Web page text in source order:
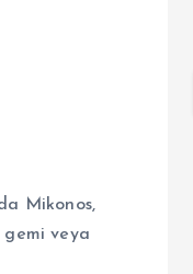
Mikonos,
gemi veya